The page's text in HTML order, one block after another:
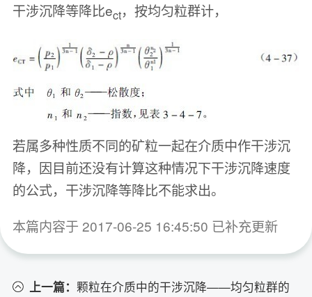
干涉沉降等降比ect，按均匀粒群计，
若属多种性质不同的矿粒一起在介质中作干涉沉
降，因目前还没有计算这种情况下干涉沉降速度
的公式，干涉沉降等降比不能求出。
本篇内容于 2017-06-25 16:45:50 已补充更新
上一篇： 颗粒在介质中的干涉沉降——均匀粒群的